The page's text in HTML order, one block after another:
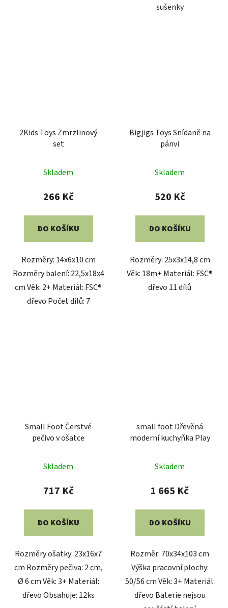
sušenky
2Kids Toys Zmrzlinový
set
Skladem
266 Kč
DO KOŠÍKU
Rozměry: 14x6x10 cm
Rozměry balení: 22,5x18x4
cm Věk: 2+ Materiál: FSC®
dřevo Počet dílů: 7
Bigjigs Toys Snídaně na
pánvi
Skladem
520 Kč
DO KOŠÍKU
Rozměry: 25x3x14,8 cm
Věk: 18m+ Materiál: FSC®
dřevo 11 dílů
Small Foot Čerstvé
pečivo v ošatce
Skladem
717 Kč
DO KOŠÍKU
Rozměry ošatky: 23x16x7
cm Rozměry pečiva: 2 cm,
Ø 6 cm Věk: 3+ Materiál:
dřevo Obsahuje: 12ks
small foot Dřevěná
moderní kuchyňka Play
Skladem
1 665 Kč
DO KOŠÍKU
Rozměr: 70x34x103 cm
Výška pracovní plochy:
50/56 cm Věk: 3+ Materiál:
dřevo Baterie nejsou